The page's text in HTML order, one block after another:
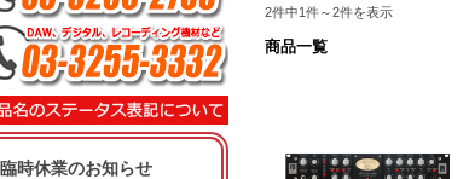
2件中1件～2件を表示
商品一覧
臨時休業のお知らせ